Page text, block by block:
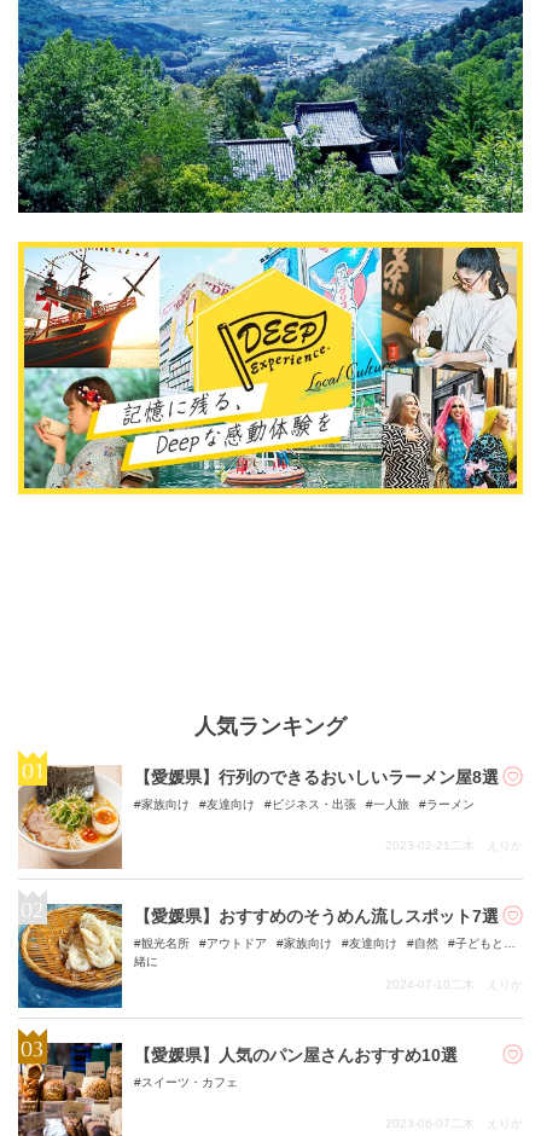
人気ランキング
【愛媛県】行列のできるおいしいラーメン屋8選
家族向け 友達向け ビジネス・出張 一人旅 ラーメン
2023-02-21 二木 えりか
【愛媛県】おすすめのそうめん流しスポット7選
観光名所 アウトドア 家族向け 友達向け 自然
子どもと一
緒に
2024-07-10 二木 えりか
【愛媛県】人気のパン屋さんおすすめ10選
スイーツ・カフェ
2023-06-07 二木 えりか